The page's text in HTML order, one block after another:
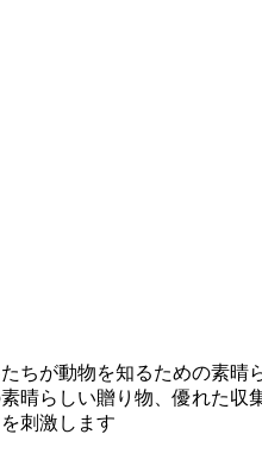
ちが動物を知るための素晴
晴らしい贈り物、優れた
刺激します